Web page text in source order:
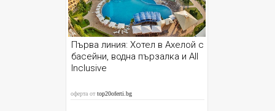
Първа линия: Хотел в Ахелой с
басейни, водна пързалка и All
Inclusive
оферта отtop20oferti.bg